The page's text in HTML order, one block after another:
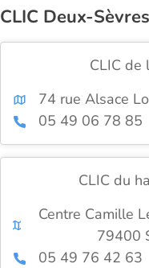
CLIC Deux-Sèvres
CLIC de
74 rue Alsace
05 49 06 78 85
CLIC du
Centre Camille
79400
05 49 76 42 63